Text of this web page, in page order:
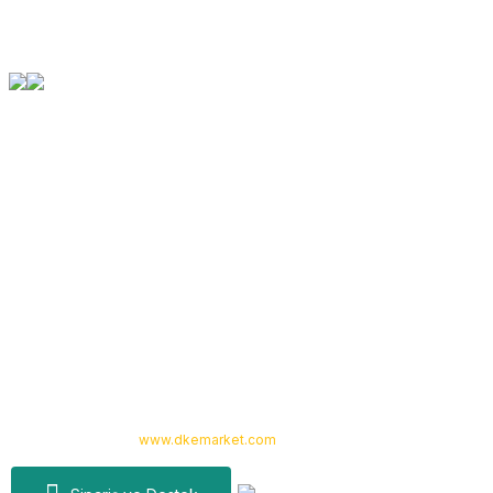
Orjinal Ürün Garantisi
www.dkemarket.com